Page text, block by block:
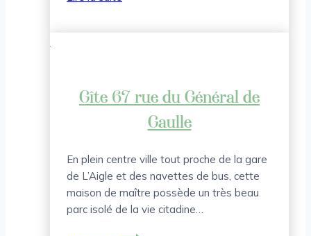
Le
du
Mesnil
Gîte 67 rue du Général de
Gaulle
En plein centre ville tout proche de la gare
de L’Aigle et des navettes de bus, cette
maison de maître possède un très beau
parc isolé de la vie citadine…